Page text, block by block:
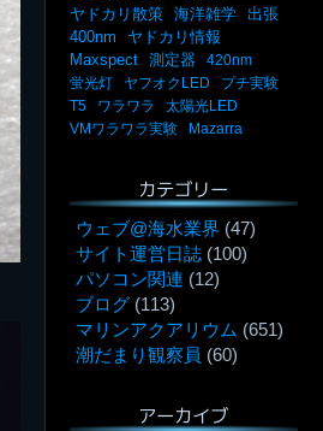
ヤドカリ散策 海洋雑学 出張
400nm
ヤドカリ情報
Maxspect
測定器
420nm
蛍光灯
ヤフオクLED
プチ実験
T5
ワラワラ
太陽光LED
VMワラワラ実験
Mazarra
カテゴリー
ウェブ@海水業界 (47)
サイト運営日誌 (100)
パソコン関連 (12)
ブログ (113)
マリンアクアリウム (651)
潮だまり観察員 (60)
アーカイブ